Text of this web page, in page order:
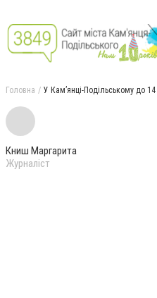
Головна У Кам’янці-Подільському до
Книш Маргарита
Журналіст